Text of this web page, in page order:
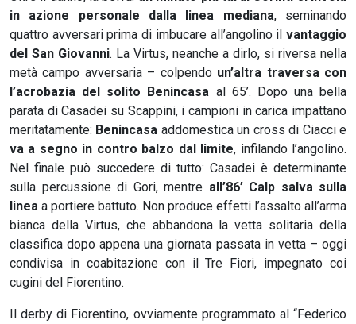
in azione personale dalla linea mediana, seminando
quattro avversari prima di imbucare all’angolino il vantaggio
del San Giovanni. La Virtus, neanche a dirlo, si riversa nella
metà campo avversaria – colpendo un’altra traversa con
l’acrobazia del solito Benincasa al 65’. Dopo una bella
parata di Casadei su Scappini, i campioni in carica impattano
meritatamente: Benincasa addomestica un cross di Ciacci e
va a segno in contro balzo dal limite, infilando l’angolino.
Nel finale può succedere di tutto: Casadei è determinante
sulla percussione di Gori, mentre all’86’ Calp salva sulla
linea a portiere battuto. Non produce effetti l’assalto all’arma
bianca della Virtus, che abbandona la vetta solitaria della
classifica dopo appena una giornata passata in vetta – oggi
condivisa in coabitazione con il Tre Fiori, impegnato coi
cugini del Fiorentino.
Il derby di Fiorentino, ovviamente programmato al “Federico